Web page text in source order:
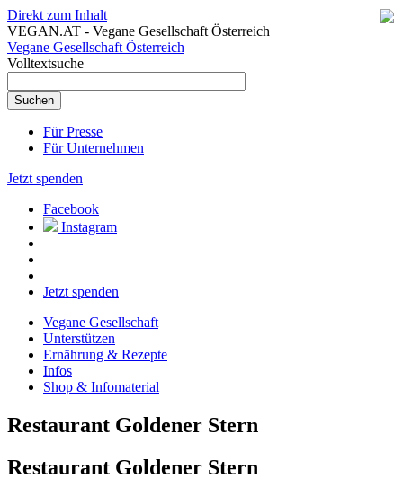
Direkt zum Inhalt
VEGAN.AT - Vegane Gesellschaft Österreich
Vegane Gesellschaft Österreich
Volltextsuche
Für Presse
Für Unternehmen
Jetzt spenden
Facebook
Instagram
Jetzt spenden
Vegane Gesellschaft
Unterstützen
Ernährung & Rezepte
Infos
Shop & Infomaterial
Restaurant Goldener Stern
Restaurant Goldener Stern